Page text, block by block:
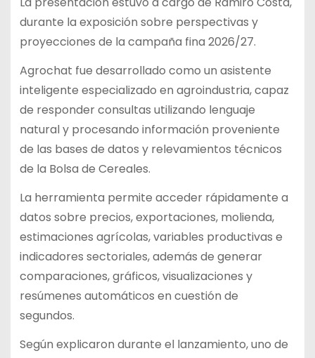
durante la exposición sobre perspectivas y
proyecciones de la campaña fina 2026/27.
Agrochat fue desarrollado como un asistente
inteligente especializado en agroindustria, capaz
de responder consultas utilizando lenguaje
natural y procesando información proveniente
de las bases de datos y relevamientos técnicos
de la Bolsa de Cereales.
La herramienta permite acceder rápidamente a
datos sobre precios, exportaciones, molienda,
estimaciones agrícolas, variables productivas e
indicadores sectoriales, además de generar
comparaciones, gráficos, visualizaciones y
resúmenes automáticos en cuestión de
segundos.
Según explicaron durante el lanzamiento, uno de